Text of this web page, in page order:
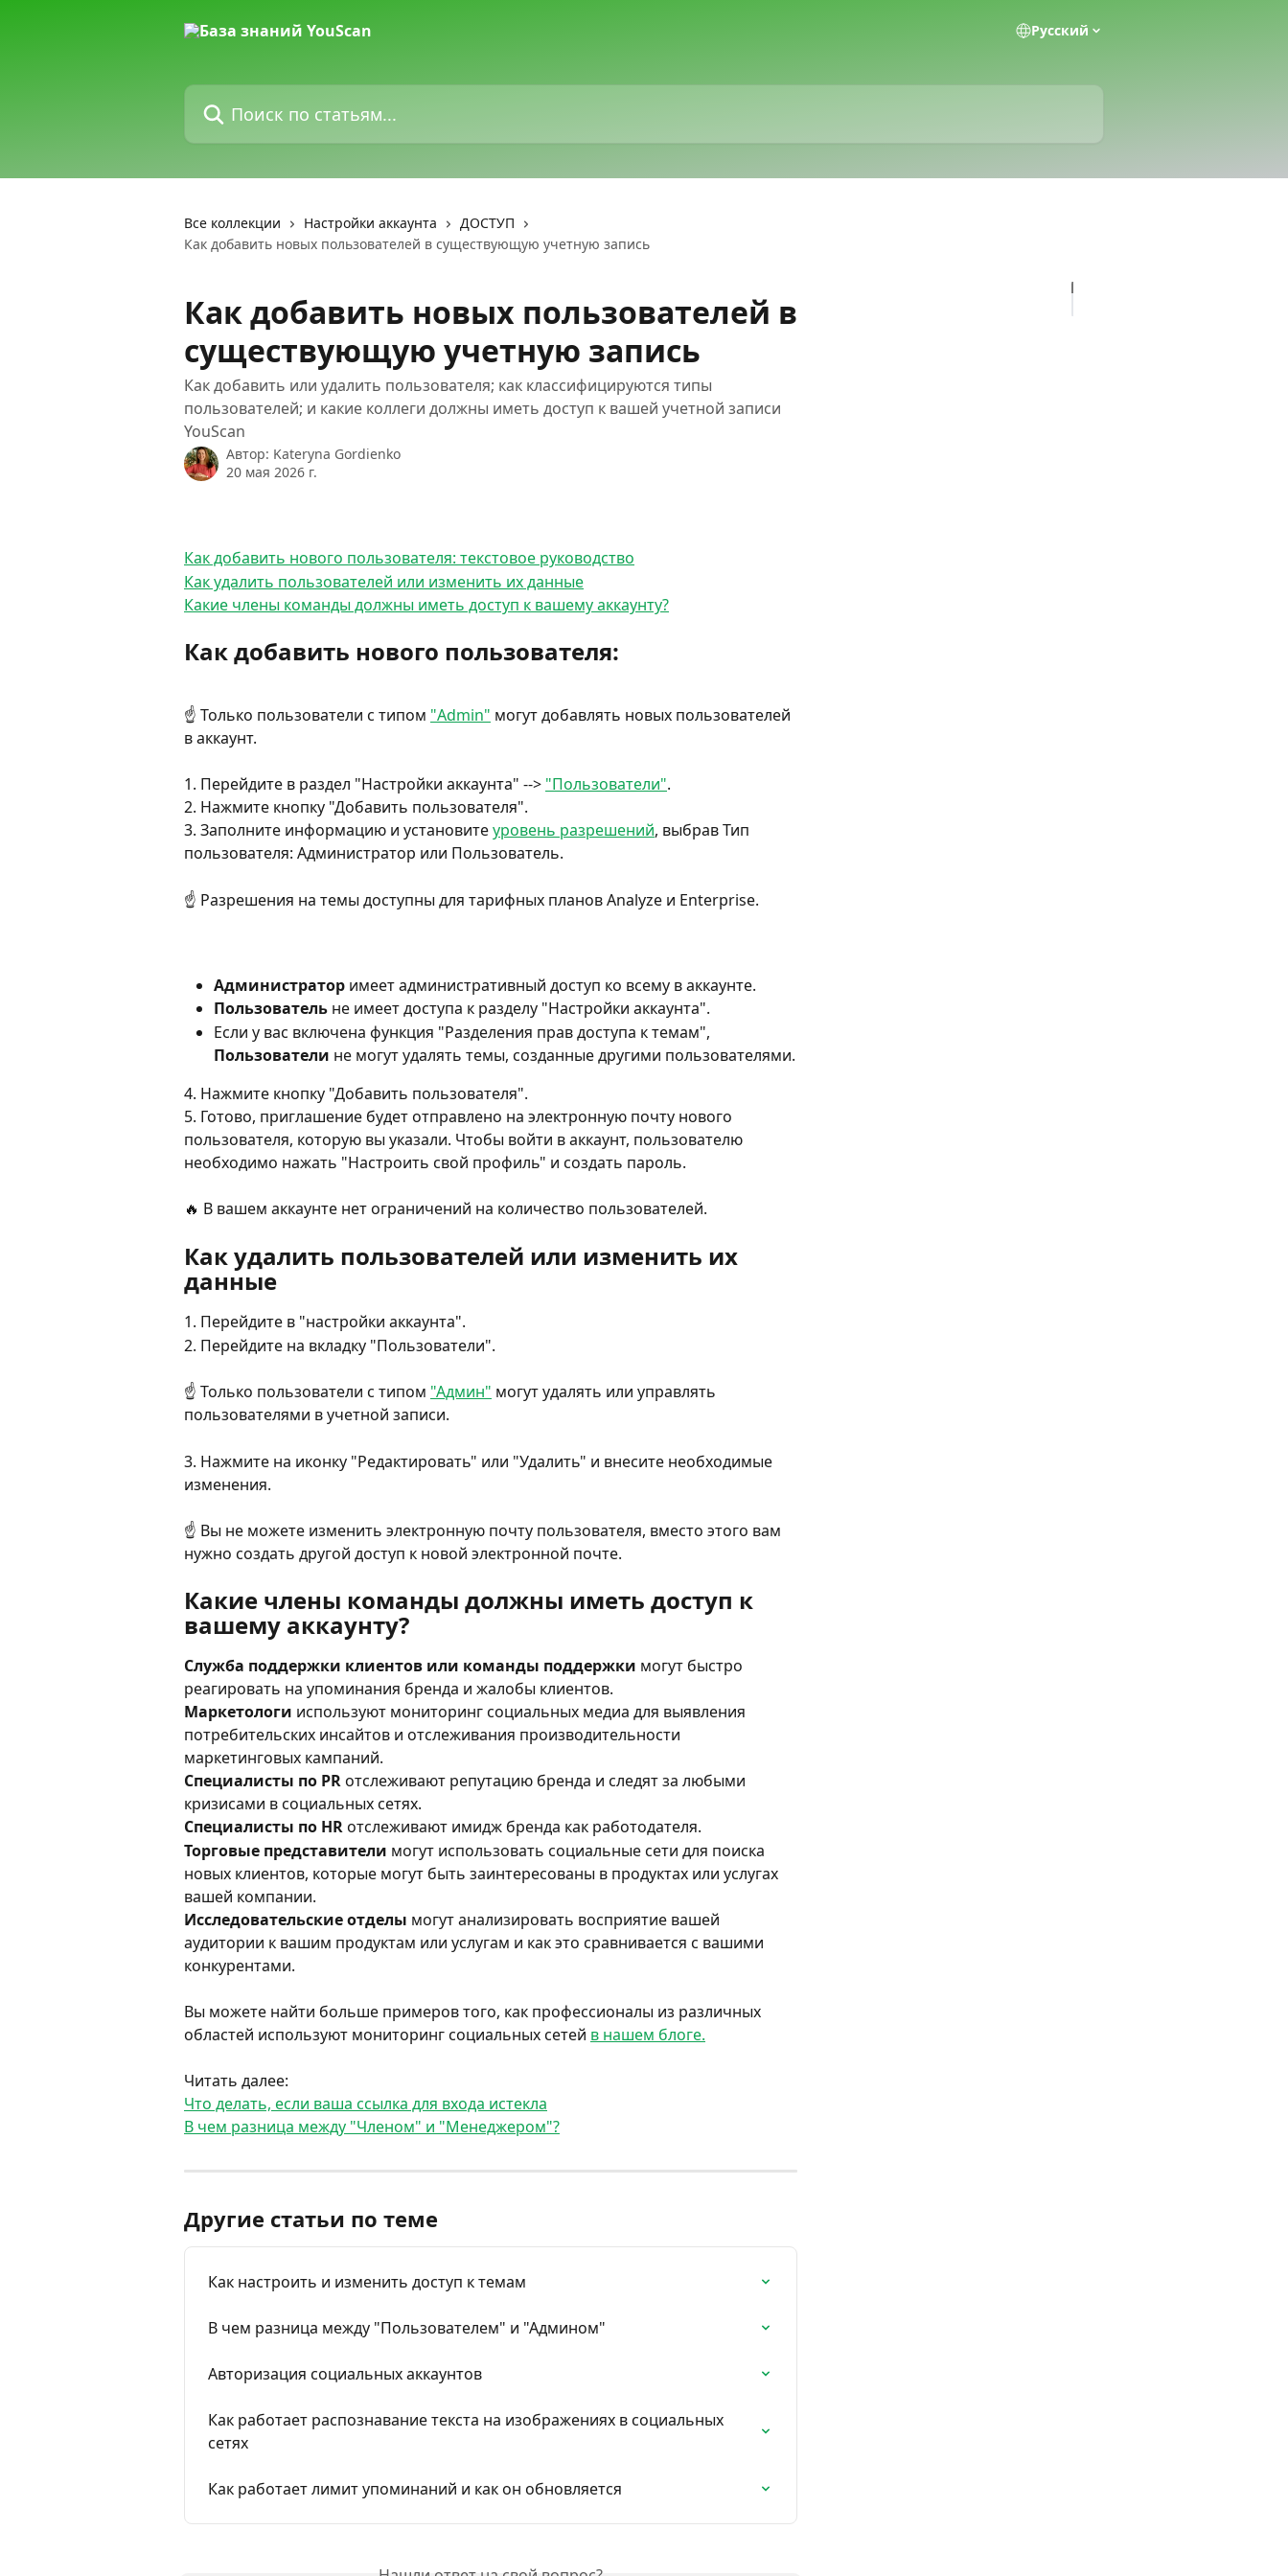
Pусский
Поиск по статьям...
Все коллекции Настройки аккаунта
ДОСТУП
Как добавить новых пользователей в существующую учетную запись
Как добавить новых пользователей в
существующую учетную запись
Как добавить или удалить пользователя; как классифицируются типы
пользователей; и какие коллеги должны иметь доступ к вашей учетной записи
YouScan
Автор: Kateryna Gordienko
20 мая 2026 г.
Как добавить нового пользователя: текстовое руководство
Как удалить пользователей или изменить их данные
Какие члены команды должны иметь доступ к вашему аккаунту?
Как добавить нового пользователя:
☝️ Только пользователи с типом "Admin" могут добавлять новых пользователей
в аккаунт.
1. Перейдите в раздел "Настройки аккаунта" --> "Пользователи".
2. Нажмите кнопку "Добавить пользователя".
3. Заполните информацию и установите уровень разрешений, выбрав Тип
пользователя: Администратор или Пользователь.
☝️ Разрешения на темы доступны для тарифных планов Analyze и Enterprise.
Администратор имеет административный доступ ко всему в аккаунте.
Пользователь не имеет доступа к разделу "Настройки аккаунта".
Если у вас включена функция "Разделения прав доступа к темам",
Пользователи не могут удалять темы, созданные другими пользователями.
4. Нажмите кнопку "Добавить пользователя".
5. Готово, приглашение будет отправлено на электронную почту нового
пользователя, которую вы указали. Чтобы войти в аккаунт, пользователю
необходимо нажать "Настроить свой профиль" и создать пароль.
🔥 В вашем аккаунте нет ограничений на количество пользователей.
Как удалить пользователей или изменить их
данные
1. Перейдите в "настройки аккаунта".
2. Перейдите на вкладку "Пользователи".
☝️ Только пользователи с типом "Админ" могут удалять или управлять
пользователями в учетной записи.
3. Нажмите на иконку "Редактировать" или "Удалить" и внесите необходимые
изменения.
☝️ Вы не можете изменить электронную почту пользователя, вместо этого вам
нужно создать другой доступ к новой электронной почте.
Какие члены команды должны иметь доступ к
вашему аккаунту?
Служба поддержки клиентов или команды поддержки могут быстро
реагировать на упоминания бренда и жалобы клиентов.
Маркетологи используют мониторинг социальных медиа для выявления
потребительских инсайтов и отслеживания производительности
маркетинговых кампаний.
Специалисты по PR отслеживают репутацию бренда и следят за любыми
кризисами в социальных сетях.
Специалисты по HR отслеживают имидж бренда как работодателя.
Торговые представители могут использовать социальные сети для поиска
новых клиентов, которые могут быть заинтересованы в продуктах или услугах
вашей компании.
Исследовательские отделы могут анализировать восприятие вашей
аудитории к вашим продуктам или услугам и как это сравнивается с вашими
конкурентами.
Вы можете найти больше примеров того, как профессионалы из различных
областей используют мониторинг социальных сетей в нашем блоге.
Читать далее:
Что делать, если ваша ссылка для входа истекла
В чем разница между "Членом" и "Менеджером"?
Другие статьи по теме
Как настроить и изменить доступ к темам
В чем разница между "Пользователем" и "Админом"
Авторизация социальных аккаунтов
Как работает распознавание текста на изображениях в социальных
сетях
Как работает лимит упоминаний и как он обновляется